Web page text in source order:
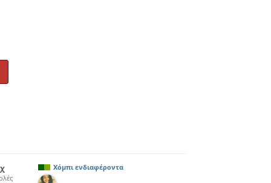
Χόμπι ενδιαφέροντα